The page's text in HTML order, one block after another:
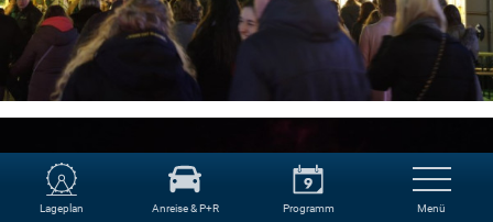
Lageplan Anreise & P+R Programm Menü